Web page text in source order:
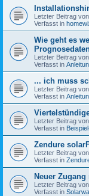
Letzter Beitrag von
Verfasst in
Wie geht es
Letzter Beitrag von
Verfasst in
... ich muss
Letzter Beitrag von
Verfasst in
Letzter Beitrag von
Verfasst in
Zendure
Letzter Beitrag von
Verfasst in
Neuer
Letzter Beitrag von
Verfasst in